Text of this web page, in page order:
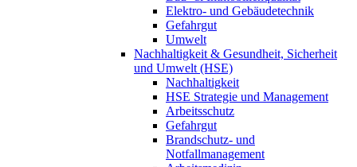
Elektro- und Gebäudetechnik
Gefahrgut
Umwelt
Nachhaltigkeit & Gesundheit, Sicherheit
und Umwelt (HSE)
Nachhaltigkeit
HSE Strategie und Management
Arbeitsschutz
Gefahrgut
Brandschutz- und
Notfallmanagement